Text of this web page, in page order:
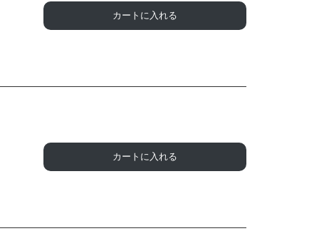
カートに入れる
カートに入れる